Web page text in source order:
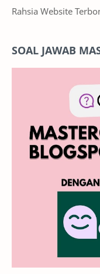
Rahsia Website
SOAL JAWAB